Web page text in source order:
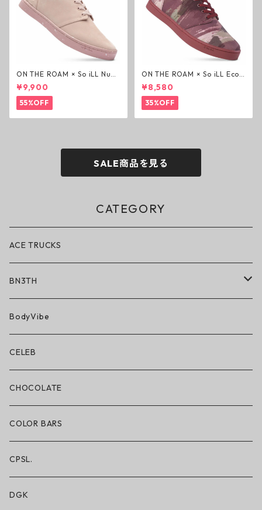
ON THE ROAM × So iLL Nubu
ck Wino ライフスタイルシュ
ーズ ダーティーピンク オンザ
ローム ジェイソンモモア OTR
スニーカー
¥9,900
55%OFF
ON THE ROAM × So iLL Eco
Camo Wino ライフスタイル
シューズ カモ オンザローム ジ
ェイソンモモア OTR スニーカ
ー
¥8,580
35%OFF
SALE商品を見る
CATEGORY
ACE TRUCKS
BN3TH
BN3TH × ON THE ROAM
ボクサーブリーフ/ショート丈
ボクサーブリーフ/ロング丈
ショートパンツ/2 IN 1
レギンス/フルレングス10分丈
水着/スイムウェア
BodyVibe
CELEB
CHOCOLATE
COLOR BARS
CPSL.
DGK